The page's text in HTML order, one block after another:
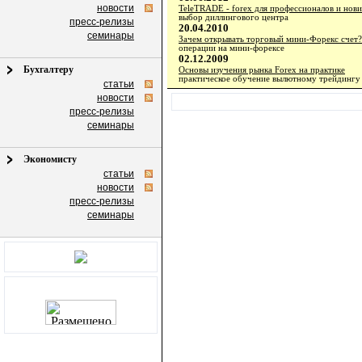
новости
пресс-релизы
семинары
Бухгалтеру
статьи
новости
пресс-релизы
семинары
Экономисту
статьи
новости
пресс-релизы
семинары
TeleTRADE - forex для профессионалов и
выбор диллингового центра
20.04.2010
Зачем открывать торговый мини-Форекс счет?
операции на мини-форексе
02.12.2009
Основы изучения рынка Forex на практике
практическое обучение вылютному трейдингу